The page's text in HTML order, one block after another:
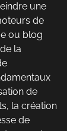
une
de
ou blog
la
de
la création
de